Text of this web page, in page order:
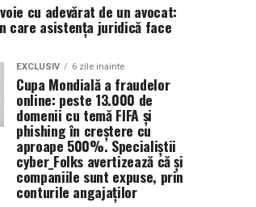
cu adevărat de un avocat:
care asistența juridică face
EXCLUSIV 6 zile inainte
Cupa Mondială a fraudelor
online: peste 13.000 de
domenii cu temă FIFA și
phishing în creștere cu
aproape 500%. Specialiștii
cyber_Folks avertizează că și
companiile sunt expuse, prin
conturile angajaților